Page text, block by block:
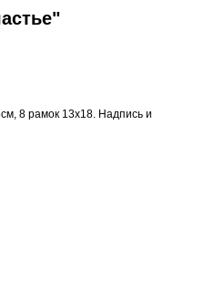
8 рамок 13х18. Надпись и